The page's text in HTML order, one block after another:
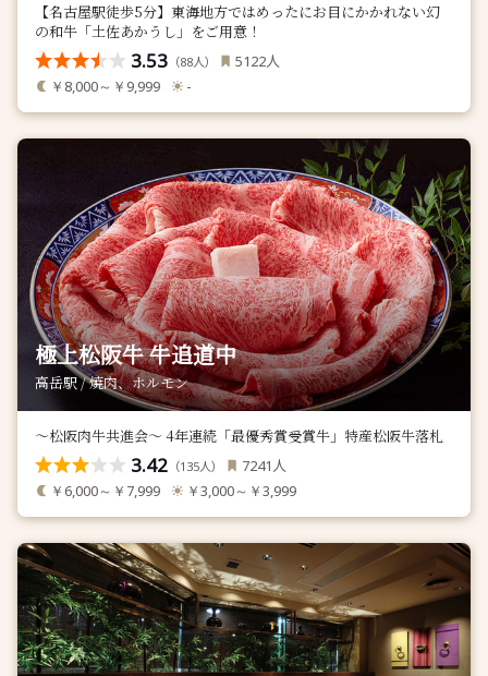
【名古屋駅徒歩5分】東海地方ではめったにお目にかかれない幻
の和牛「土佐あかうし」をご用意！
3.53 （88人） 5122人
￥8,000～￥9,999 -
極上松阪牛 牛追道中
高岳駅 / 焼肉、ホルモン
～松阪肉牛共進会～ 4年連続「最優秀賞受賞牛」特産松阪牛落札
3.42 （135人） 7241 人
￥6,000～￥7,999 ￥3,000～￥3,999